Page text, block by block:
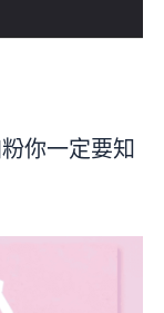
你一定要知